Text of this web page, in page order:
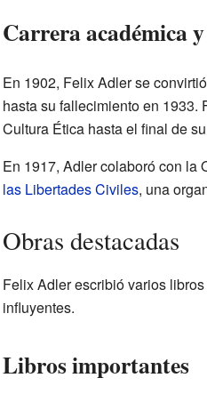
Carrera académica
En 1902, Felix Adler se
hasta su fallecimiento en 1933.
Cultura Ética hasta el final de
En 1917, Adler colaboró con la
las Libertades Civiles, una
Obras destacadas
Felix Adler escribió varios
influyentes.
Libros importantes